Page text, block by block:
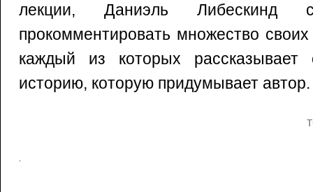
лекции, Даниэль Либескинд
прокомментировать множество
каждый из которых рассказывает
историю, которую придумывает автор.